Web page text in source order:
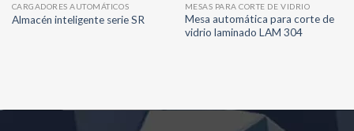
CARGADORES AUTOMÁTICOS
Almacén inteligente serie SR
MESAS PARA CORTE DE VIDRIO
Mesa automática para corte de
vidrio laminado LAM 304